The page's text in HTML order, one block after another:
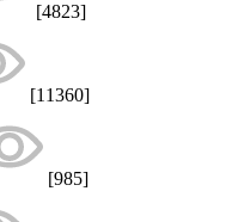
[4823]
[11360]
[985]